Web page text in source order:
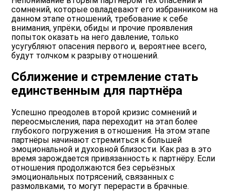
сомнений, которые овладевают его избранником на
данном этапе отношений, требование к себе
внимания, упрёки, обиды и прочие проявления
попыток оказать на него давление, только
усугубляют опасения первого и, вероятнее всего,
будут толчком к разрыву отношений.
Сближение и стремление стать
единственным для партнёра
Успешно преодолев второй кризис сомнений и
переосмысления, пара переходит на этап более
глубокого погружения в отношения. На этом этапе
партнёры начинают стремиться к большей
эмоциональной и духовной близости. Как раз в это
время зарождается привязанность к партнёру. Если
отношения продолжаются без серьёзных
эмоциональных потрясений, связанных с
размолвками, то могут перерасти в брачные.